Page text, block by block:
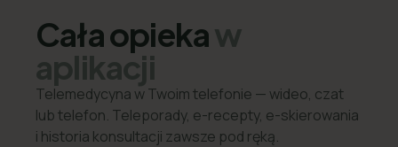
Cała opiekaw
aplikacji
Telemedycyna w Twoim telefonie — wideo, czat
lub telefon. Teleporady, e-recepty, e-skierowania
i historia konsultacji zawsze pod ręką.